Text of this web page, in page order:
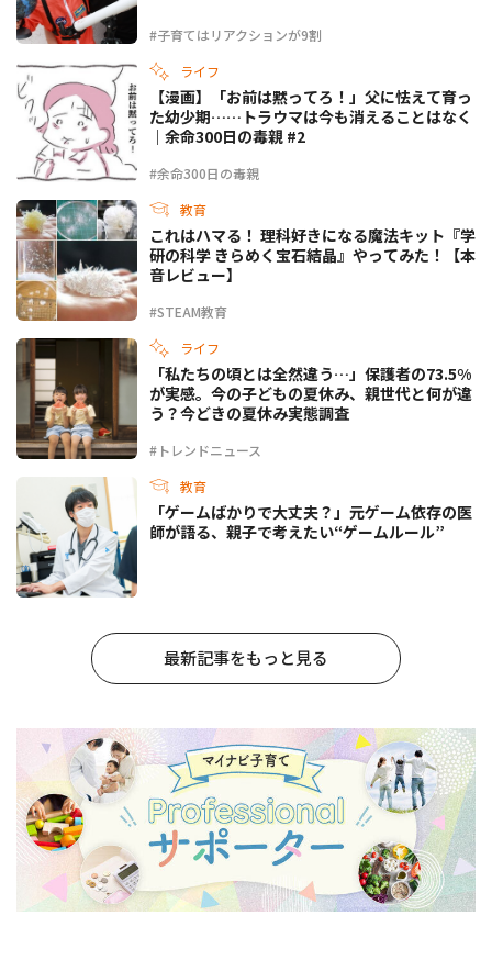
#子育てはリアクションが9割
ライフ
#余命300日の毒親
【漫画】「お前は黙ってろ！」父に怯えて育っ
た幼少期……トラウマは今も消えることはなく
｜余命300日の毒親 #2
教育
#STEAM教育
これはハマる！ 理科好きになる魔法キット『学
研の科学 きらめく宝石結晶』やってみた！【本
音レビュー】
ライフ
#トレンドニュース
「私たちの頃とは全然違う…」保護者の73.5%
が実感。今の子どもの夏休み、親世代と何が違
う？今どきの夏休み実態調査
教育
「ゲームばかりで大丈夫？」元ゲーム依存の医
師が語る、親子で考えたい“ゲームルール”
最新記事をもっと見る